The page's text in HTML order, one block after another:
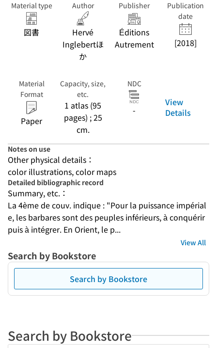
Material type
図書
Author
Hervé
Inglebertほ
か
Publisher
Éditions
Autrement
Publication
date
[2018]
Material
Format
Paper
Capacity, size,
etc.
1 atlas (95
pages) ; 25
cm.
NDC
-
View
Details
Notes on use
Other physical details：
color illustrations, color maps
Detailed bibliographic record
Summary, etc.：
La 4ème de couv. indique : "Pour la puissance impérial
e, les barbares sont des peuples inférieurs, à conquérir
puis à intégrer. En Orient, le p...
View All
Search by Bookstore
Search by Bookstore
Search by Bookstore